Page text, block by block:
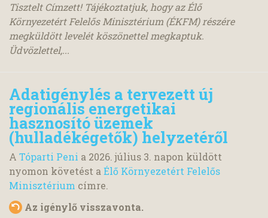
Tisztelt Címzett! Tájékoztatjuk, hogy az Élő
Környezetért Felelős Minisztérium (ÉKFM) részére
megküldött levelét köszönettel megkaptuk.
Üdvözlettel,...
Adatigénylés a tervezett új
regionális energetikai
hasznosító üzemek
(hulladékégetők) helyzetéről
A Tóparti Peni a 2026. július 3. napon küldött
nyomon követést a Élő Környezetért Felelős
Minisztérium címre.
Az igénylő visszavonta.